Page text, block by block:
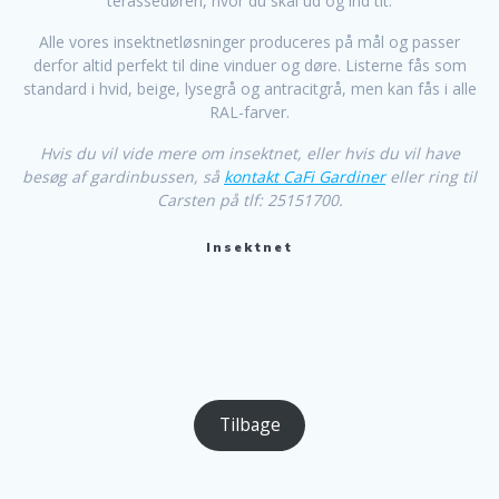
Alle vores insektnetløsninger produceres på mål og passer
derfor altid perfekt til dine vinduer og døre. Listerne fås som
standard i hvid, beige, lysegrå og antracitgrå, men kan fås i alle
RAL-farver.
Hvis du vil vide mere om insektnet, eller hvis du vil have
besøg af gardinbussen, så kontakt CaFi Gardinereller ring til
Carsten på tlf: 25151700.
Insektnet
Tilbage